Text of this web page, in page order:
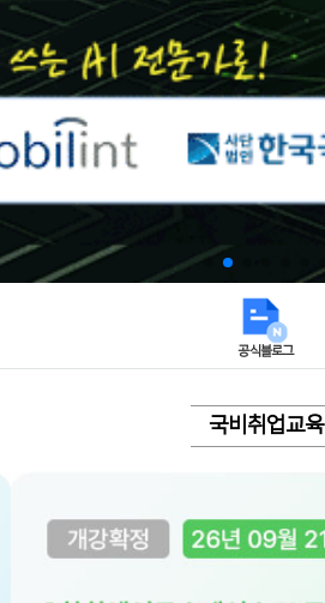
공식블로그
국비취업교육